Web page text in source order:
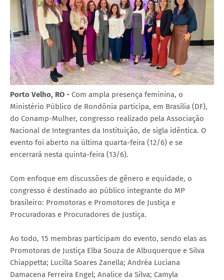
Porto Velho, RO - Com ampla presença feminina, o
Ministério Público de Rondônia participa, em Brasília (DF),
do Conamp-Mulher, congresso realizado pela Associação
Nacional de Integrantes da Instituição, de sigla idêntica. O
evento foi aberto na última quarta-feira (12/6) e se
encerrará nesta quinta-feira (13/6).
Com enfoque em discussões de gênero e equidade, o
congresso é destinado ao público integrante do MP
brasileiro: Promotoras e Promotores de Justiça e
Procuradoras e Procuradores de Justiça.
Ao todo, 15 membras participam do evento, sendo elas as
Promotoras de Justiça Elba Souza de Albuquerque e Silva
Chiappetta; Lucilla Soares Zanella; Andréa Luciana
Damacena Ferreira Engel; Analice da Silva; Camyla